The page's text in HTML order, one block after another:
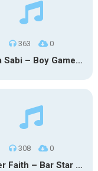
363 0
Terra Sabi – Boy Game X Marcia Cruz
308 0
Carter Faith – Bar Star Vevo